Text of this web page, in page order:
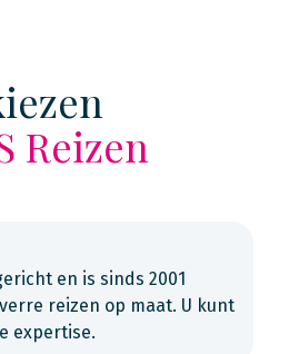
Reizen
en is sinds 2001
reizen op maat. U kunt
expertise.